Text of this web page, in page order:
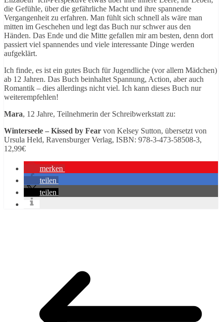
die Gefühle, über die gefährliche Macht und ihre spannende
Vergangenheit zu erfahren. Man fühlt sich schnell als wäre man
mitten im Geschehen und legt das Buch nur schwer aus den
Händen. Das Ende und die Mitte gefallen mir am besten, denn dort
passiert viel spannendes und viele interessante Dinge werden
aufgeklärt.
Ich finde, es ist ein gutes Buch für Jugendliche (vor allem Mädchen)
ab 12 Jahren. Das Buch beinhaltet Spannung, Action, aber auch
Romantik – dies allerdings nicht viel. Ich kann dieses Buch nur
weiterempfehlen!
Mara, 12 Jahre, Teilnehmerin der Schreibwerkstatt zu:
Winterseele – Kissed by Fear von Kelsey Sutton, übersetzt von
Ursula Held, Ravensburger Verlag, ISBN: 978-3-473-58508-3,
12,99€
merken
teilen
teilen